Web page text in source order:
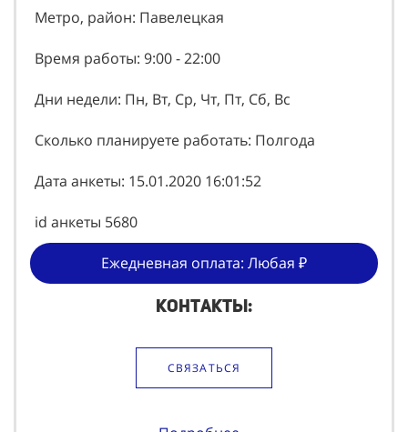
Метро, район: Павелецкая
Время работы: 9:00 - 22:00
Дни недели: Пн, Вт, Ср, Чт, Пт, Сб, Вс
Сколько планируете работать: Полгода
Дата анкеты: 15.01.2020 16:01:52
id анкеты 5680
Ежедневная оплата: Любая ₽